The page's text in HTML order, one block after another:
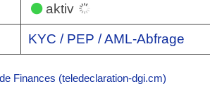
aktiv
KYC / PEP / AML-Abfrage
Finances (teledeclaration-dgi.cm)